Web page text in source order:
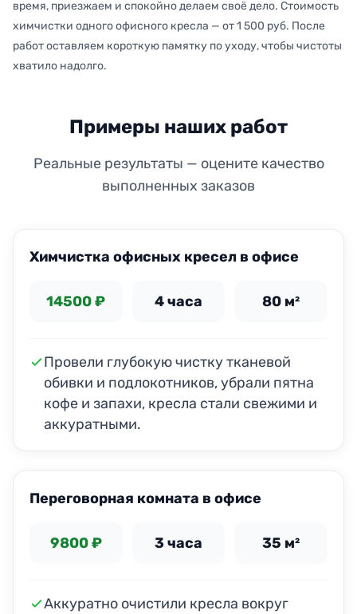
время, приезжаем и спокойно делаем своё дело. Стоимость
химчистки одного офисного кресла — от 1 500 руб. После
работ оставляем короткую памятку по уходу, чтобы чистоты
хватило надолго.
Примеры наших работ
Реальные результаты — оцените качество
выполненных заказов
Химчистка офисных кресел в офисе
14500 ₽ 4 часа 80 м²
Провели глубокую чистку тканевой
обивки и подлокотников, убрали пятна
кофе и запахи, кресла стали свежими и
аккуратными.
Переговорная комната в офисе
9800 ₽ 3 часа 35 м²
Аккуратно очистили кресла вокруг